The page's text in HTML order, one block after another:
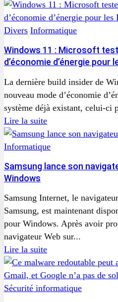
Divers Informatique
Windows 11 : Microsoft
d’économie d’énergie pour
La dernière build insider de
nouveau mode d’économie
système déjà existant, celui-ci
Lire la suite
Informatique
Samsung lance son
Windows
Samsung Internet, le
Samsung, est maintenant
pour Windows. Après avoir
navigateur Web sur...
Lire la suite
Sécurité informatique